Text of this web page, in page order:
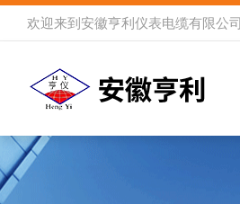
欢迎来到 安徽亨利仪表电缆有限公司